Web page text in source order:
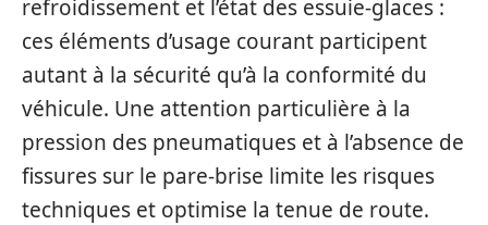
refroidissement et l’état des essuie-glaces :
ces éléments d’usage courant participent
autant à la sécurité qu’à la conformité du
véhicule. Une attention particulière à la
pression des pneumatiques et à l’absence de
fissures sur le pare-brise limite les risques
techniques et optimise la tenue de route.